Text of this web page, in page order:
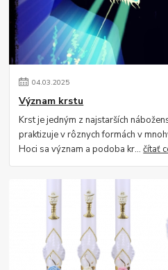
04.03.2025
Význam krstu
Krst je jedným z najstarších
praktizuje v rôznych formách v
Hoci sa význam a podoba kr...čítať